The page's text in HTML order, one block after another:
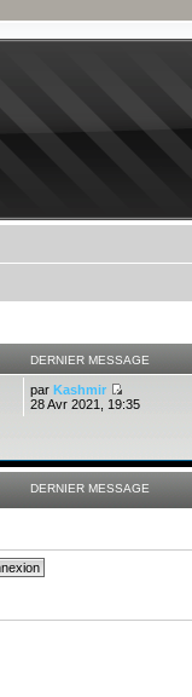
DERNIER MESSAGE
par Kashmir
28 Avr 2021, 19:35
DERNIER MESSAGE